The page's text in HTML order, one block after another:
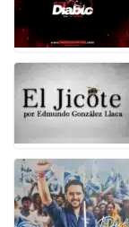
b
o
o
k